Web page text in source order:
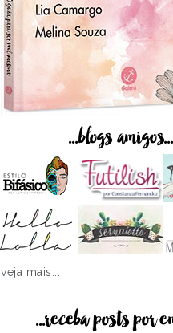
...blogs amigos...
veja mais...
...receba posts por